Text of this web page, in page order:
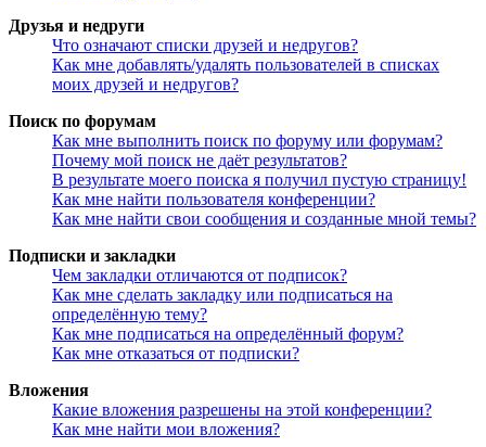
Друзья и недруги
Что означают списки друзей и недругов?
Как мне добавлять/удалять пользователей в списках
моих друзей и недругов?
Поиск по форумам
Как мне выполнить поиск по форуму или форумам?
Почему мой поиск не даёт результатов?
В результате моего поиска я получил пустую страницу!
Как мне найти пользователя конференции?
Как мне найти свои сообщения и созданные мной темы?
Подписки и закладки
Чем закладки отличаются от подписок?
Как мне сделать закладку или подписаться на
определённую тему?
Как мне подписаться на определённый форум?
Как мне отказаться от подписки?
Вложения
Какие вложения разрешены на этой конференции?
Как мне найти мои вложения?